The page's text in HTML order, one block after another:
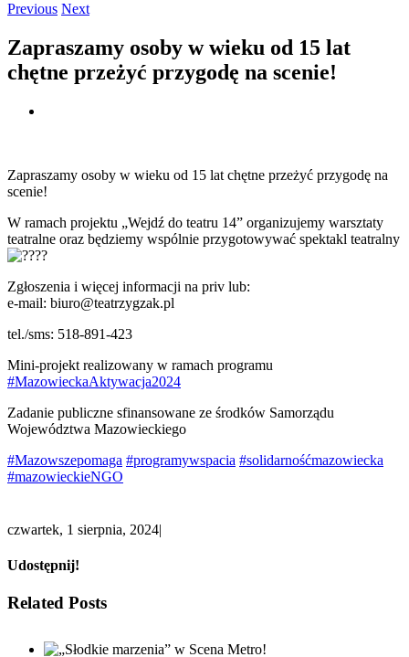
Previous Next
Zapraszamy osoby w wieku od 15 lat
chętne przeżyć przygodę na scenie!
Zapraszamy osoby w wieku od 15 lat chętne przeżyć przygodę na
scenie!
W ramach projektu „Wejdź do teatru 14” organizujemy warsztaty
teatralne oraz będziemy wspólnie przygotowywać spektakl teatralny
Zgłoszenia i więcej informacji na priv lub:
e-mail: biuro@teatrzygzak.pl
tel./sms: 518-891-423
Mini-projekt realizowany w ramach programu
#MazowieckaAktywacja2024
Zadanie publiczne sfinansowane ze środków Samorządu
Województwa Mazowieckiego
#Mazowszepomaga #programywspacia #solidarnośćmazowiecka
#mazowieckieNGO
czwartek, 1 sierpnia, 2024|
Udostępnij!
Facebook
Twitter
Linkedin
Reddit
Tumblr
Google+
Pinterest
Vk
Related Posts